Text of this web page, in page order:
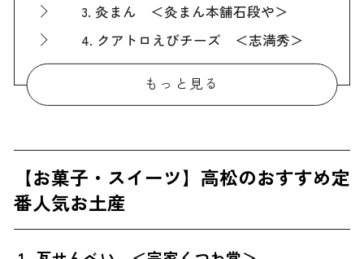
3. 灸まん ＜灸まん本舗石段や＞
4. クアトロえびチーズ ＜志満秀＞
5. 和三宝めぐり(香川) ＜ばいこう堂＞
7. さぬき骨付鶏 ＜さぬき鳥本舗＞
8. 黒川のしょうゆ豆 ＜黒川加工食品＞
【雑貨】高松のかわいい定番人気お土産
9. 讃岐一刀彫 IROだるま ＜山中象堂×川口屋漆器店＞
もっと見る
【お菓子・スイーツ】高松のおすすめ定
番人気お土産